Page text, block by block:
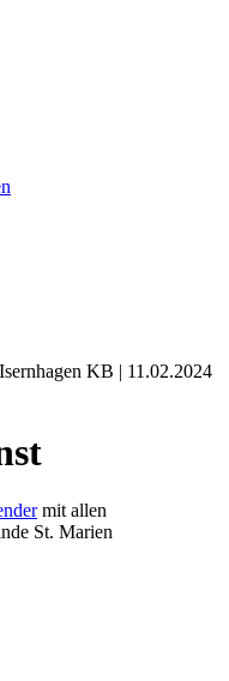
KB | 11.02.2024
mit allen
St. Marien